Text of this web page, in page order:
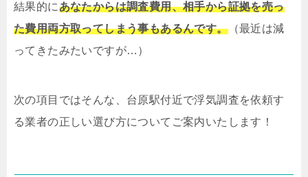
結果的にあなたからは調査費用、相手から証拠を売っ
た費用両方取ってしまう事もあるんです。（最近は減
ってきたみたいですが…）
次の項目ではそんな、台原駅付近で浮気調査を依頼す
る業者の正しい選び方についてご案内いたします！